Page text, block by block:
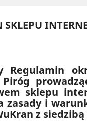
SKLEPU
Regulamin
sklepu
zasady i
z